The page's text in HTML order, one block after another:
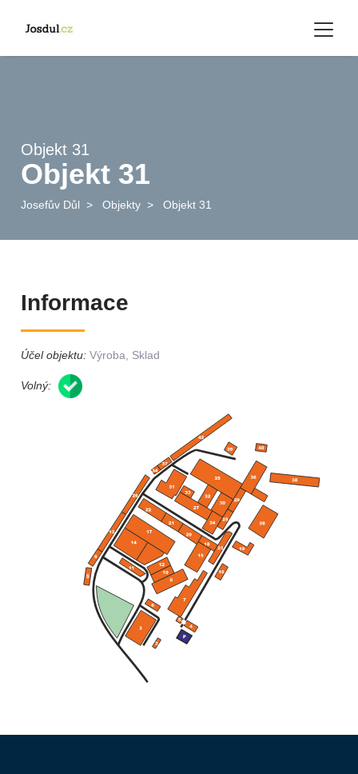
Objekt 31
Objekt 31
Josefův Důl >Objekty >Objekt 31
Informace
Účel objektu:Výroba, Sklad
Volný: